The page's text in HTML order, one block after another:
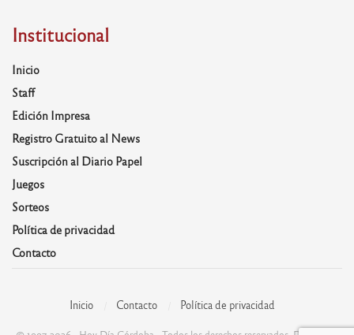
Institucional
Inicio
Staff
Edición Impresa
Registro Gratuito al News
Suscripción al Diario Papel
Juegos
Sorteos
Política de privacidad
Contacto
Inicio Contacto Política de privacidad